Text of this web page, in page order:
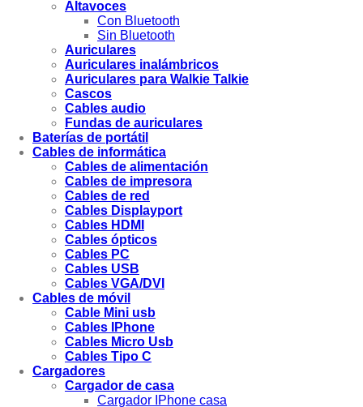
Altavoces
Con Bluetooth
Sin Bluetooth
Auriculares
Auriculares inalámbricos
Auriculares para Walkie Talkie
Cascos
Cables audio
Fundas de auriculares
Baterías de portátil
Cables de informática
Cables de alimentación
Cables de impresora
Cables de red
Cables Displayport
Cables HDMI
Cables ópticos
Cables PC
Cables USB
Cables VGA/DVI
Cables de móvil
Cable Mini usb
Cables IPhone
Cables Micro Usb
Cables Tipo C
Cargadores
Cargador de casa
Cargador IPhone casa